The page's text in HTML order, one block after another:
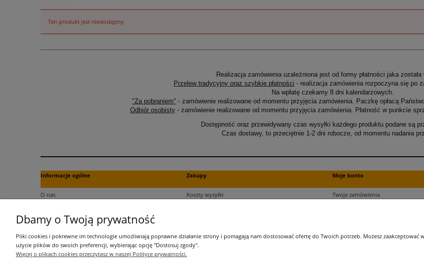
Ten produkt jest niedostępny.
Realizacja zamówienia uzależniona jest od formy płatności jaka została
Przelew tradycyjny oraz szybkie płatności - realizacja zamówienia rozpoczyna się po
Na wpłatę czekamy 8 dni kalendarzowych.
"Za pobraniem" - zamówienie realizowane od momentu przyjęcia zamówienia. Paczkę opłacą
Odbiór osobisty - zamówienie realizowane od momentu przyjęcia zamówienia. Płatność w punkcie
Dostępność oraz przewidywany czas wysyłki każdego produktu podane są
Czas dostawy, to przeciętnie 1-2 dni robocze, od momentu nadania
Informacje ogólne
O nas
Regulamin
Polityka prywatności
Informacje o przetwarzaniu danych
Zakupy
Koszty wysyłki
Czas realizacji zamówień
Moje konto
Twoje zamówienia
Dbamy o Twoją prywatność
Pliki cookies i pokrewne im technologie umożliwiają poprawne działanie strony i pomagają nam dostosować ofertę do Twoich potrzeb. Możesz
użycie plików do swoich preferencji, wybierając opcję "Dostosuj zgody".
Więcej o plikach cookies przeczytasz w naszej Polityce prywatności.